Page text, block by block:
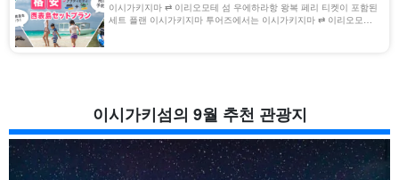
이시가키지마 ⇄ 이리오모테 섬 우에하라항 왕복 페리 티켓이 포함된
세트 플랜 이시가키지마 투어즈에서는 이시가키지마 ⇄ 이리오모테
이시가키섬의 9월 추천 관광지